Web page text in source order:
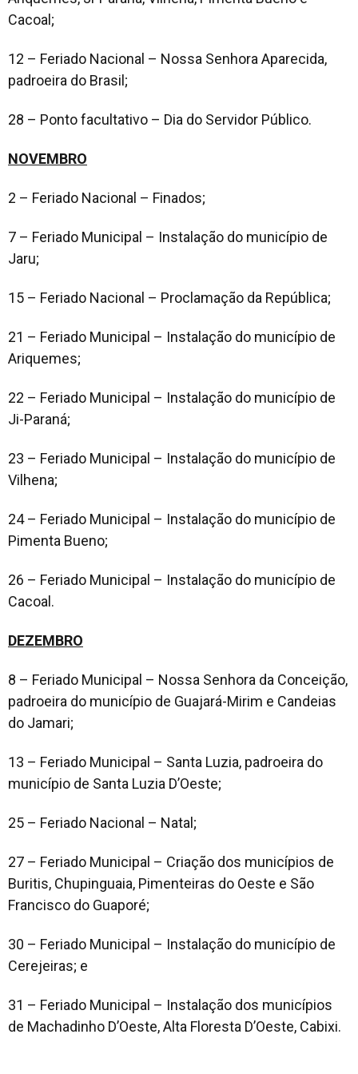
Cacoal;
12 – Feriado Nacional – Nossa Senhora Aparecida,
padroeira do Brasil;
28 – Ponto facultativo – Dia do Servidor Público.
NOVEMBRO
2 – Feriado Nacional – Finados;
7 – Feriado Municipal – Instalação do município de
Jaru;
15 – Feriado Nacional – Proclamação da República;
21 – Feriado Municipal – Instalação do município de
Ariquemes;
22 – Feriado Municipal – Instalação do município de
Ji-Paraná;
23 – Feriado Municipal – Instalação do município de
Vilhena;
24 – Feriado Municipal – Instalação do município de
Pimenta Bueno;
26 – Feriado Municipal – Instalação do município de
Cacoal.
DEZEMBRO
8 – Feriado Municipal – Nossa Senhora da Conceição,
padroeira do município de Guajará-Mirim e Candeias
do Jamari;
13 – Feriado Municipal – Santa Luzia, padroeira do
município de Santa Luzia D’Oeste;
25 – Feriado Nacional – Natal;
27 – Feriado Municipal – Criação dos municípios de
Buritis, Chupinguaia, Pimenteiras do Oeste e São
Francisco do Guaporé;
30 – Feriado Municipal – Instalação do município de
Cerejeiras; e
31 – Feriado Municipal – Instalação dos municípios
de Machadinho D’Oeste, Alta Floresta D’Oeste, Cabixi.